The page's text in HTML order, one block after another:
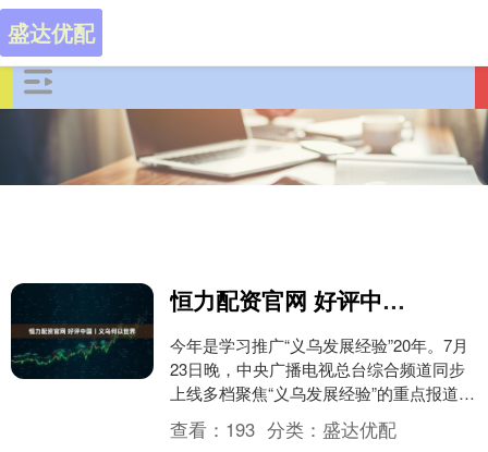
盛达优配
恒力配资官网 好评中国丨义乌何以世界
今年是学习推广“义乌发展经验”20年。7月
23日晚，中央广播电视总台综合频道同步
上线多档聚焦“义乌发展经验”的重点报道，
《新闻联播》系列报道、《焦点访谈》专
题报....
查看： 193 分类： 盛达优配